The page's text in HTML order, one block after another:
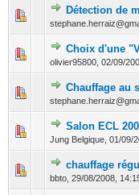
Détection de
0 Votes - 0 sur 5
1 2
Choix d'une
olivier95800, 02/09/
0 Votes - 0 sur 5
1 2
Chauffage au
0 Votes - 0 sur 512
Salon ECL
Jung Belgique, 01/09/
0 Votes - 0 sur 512
chauffage
bbto, 29/08/2008,
0 Votes - 0 sur 5
12